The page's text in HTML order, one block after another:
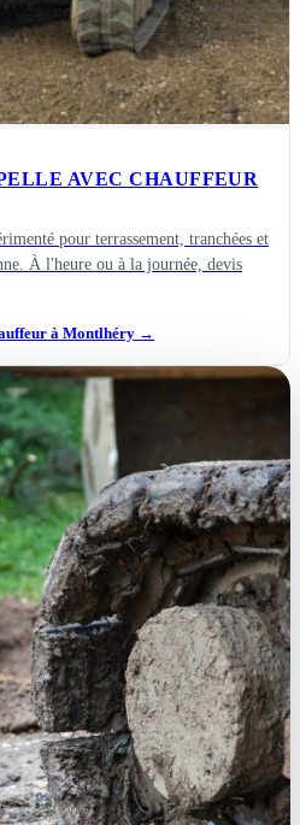
AVEC CHAUFFEUR
pour terrassement, tranchées et
À l'heure ou à la journée, devis
à Montlhéry →